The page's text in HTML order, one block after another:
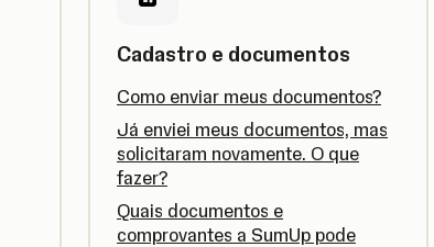
Cadastro e documentos
Como enviar meus documentos?
Já enviei meus documentos, mas
solicitaram novamente. O que
fazer?
Quais documentos e
comprovantes a SumUp pode